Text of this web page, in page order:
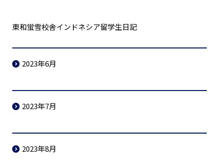
東和蛍雪校舎インドネシア留学生日記
2023年6月
2023年7月
2023年8月